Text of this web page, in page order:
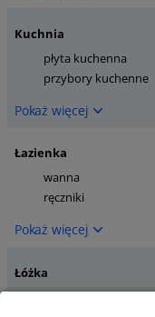
Kuchnia
płyta kuchenna
przybory kuchenne
Pokaż więcej
Łazienka
wanna
ręczniki
Pokaż więcej
Łóżka
łóżko podwójne